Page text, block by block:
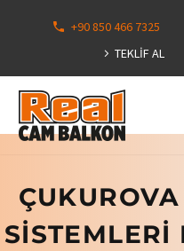
+90 850 466 7325
TEKLİF AL
SISTEMLERI
113
Hepsini
Göster